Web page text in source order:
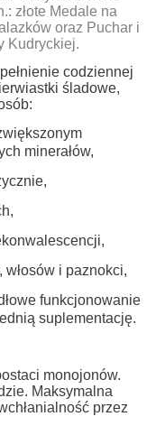
złote Medale na
oraz Puchar i
Kudryckiej.
codziennej
śladowe,
minerałów,
i paznokci,
funkcjonowanie
suplementację.
monojonów.
Maksymalna
przez